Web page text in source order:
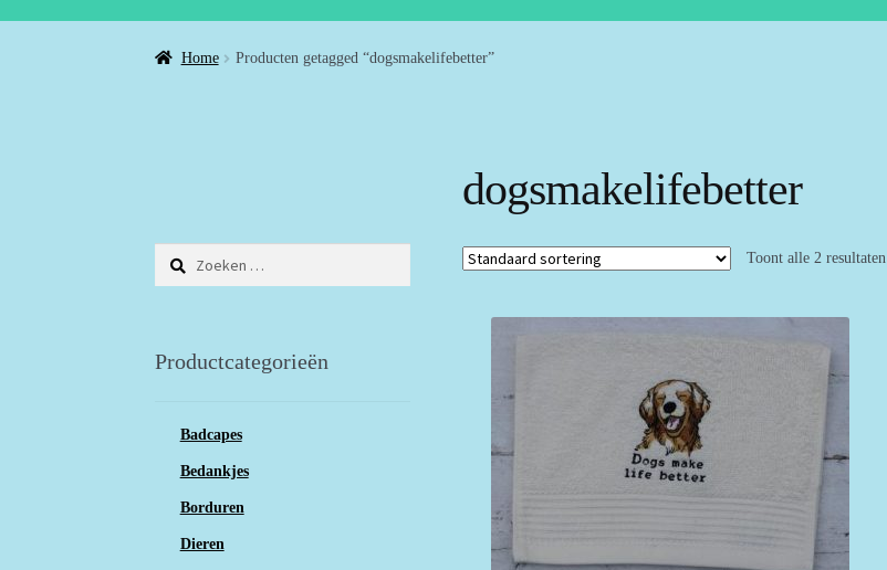
Home Producten getagged “dogsmakelifebetter”
dogsmakelifebetter
Toont alle 2 resultaten
naar:
Productcategorieën
Badcapes
Bedankjes
Borduren
Dieren